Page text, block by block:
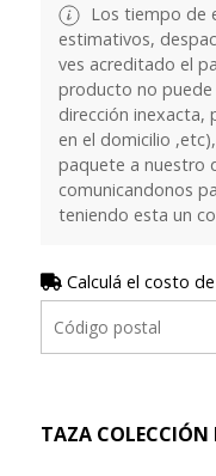
Los tiempo de
estimativos,
ves acreditado el
producto no
dirección inexacta,
en el domicilio
paquete a nuestro
comunicandonos
teniendo esta un
Calculá el costo
TAZA COLECCIÓN